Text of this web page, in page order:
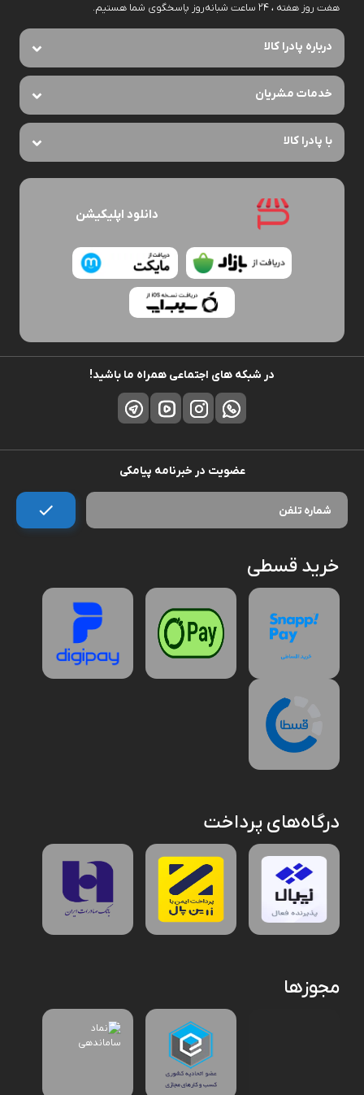
هفت روز هفته ، ۲۴ ساعت شبانه‌روز پاسخگوی شما هستیم.
درباره پادرا کالا
خدمات مشریان
با پادرا کالا
دانلود اپلیکیشن
در شبکه های اجتماعی همراه ما باشید!
عضویت در خبرنامه پیامکی
خرید قسطی
درگاه‌های پرداخت
مجوزها